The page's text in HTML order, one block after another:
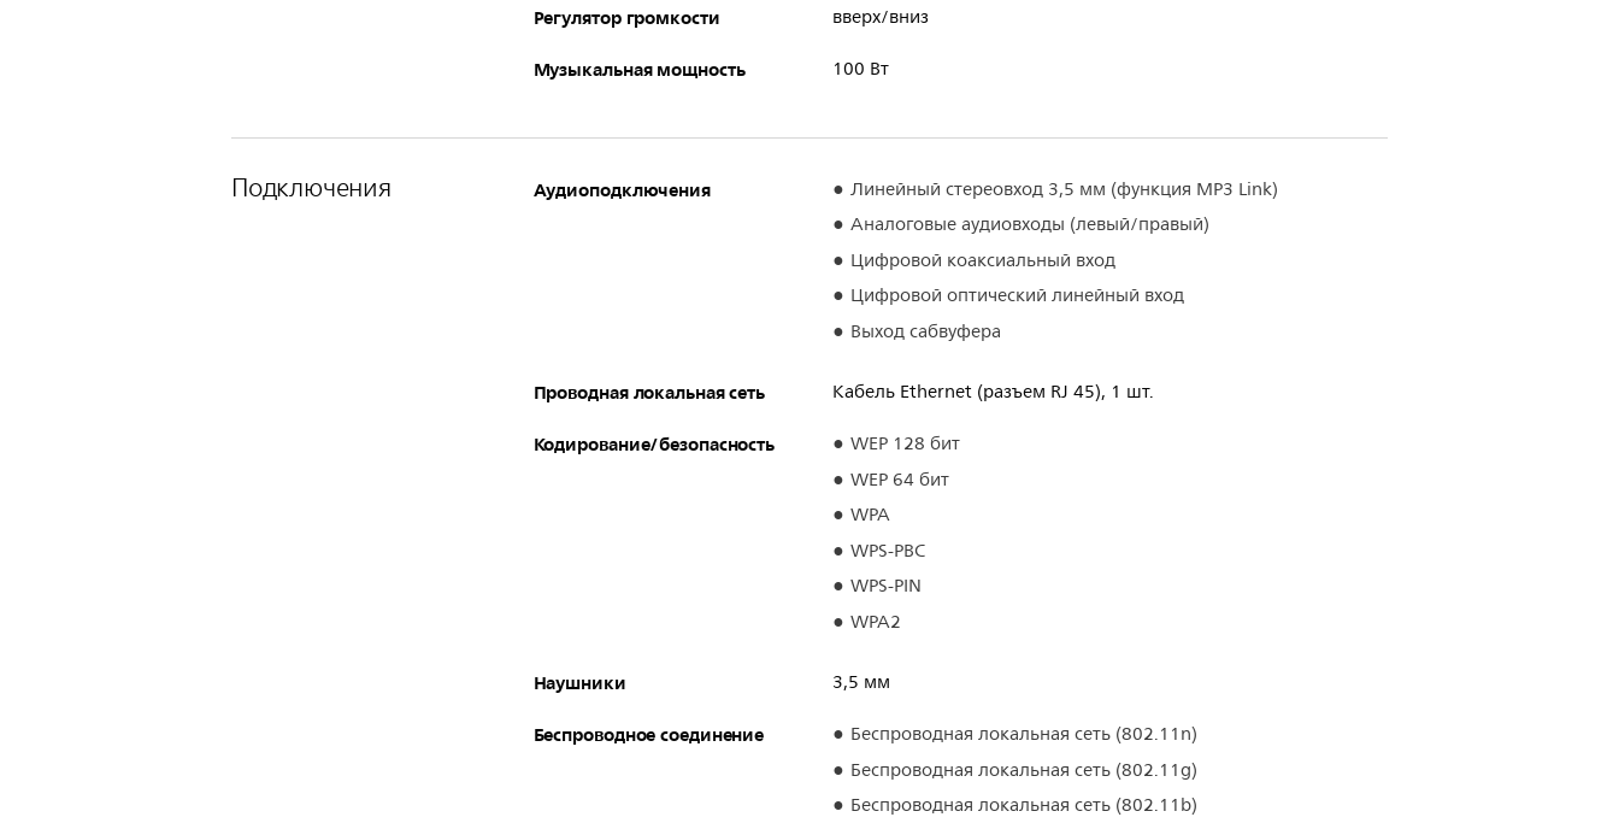
Регулятор громкости вверх/вниз
Музыкальная мощность 100 Вт
Подключения Аудиоподключения
Линейный стереовход 3,5 мм (функция MP3 Link)
Аналоговые аудиовходы (левый/правый)
Цифровой коаксиальный вход
Цифровой оптический линейный вход
Выход сабвуфера
Проводная локальная сеть Кабель Ethernet (разъем RJ 45), 1 шт.
Кодирование/безопасность
WEP 128 бит
WEP 64 бит
WPA
WPS-PBC
WPS-PIN
WPA2
Наушники 3,5 мм
Беспроводное соединение
Беспроводная локальная сеть (802.11n)
Беспроводная локальная сеть (802.11g)
Беспроводная локальная сеть (802.11b)